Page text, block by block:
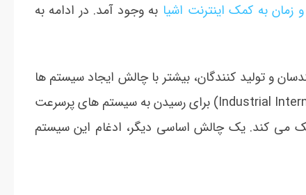
زمان به کمک اینترنت اشیا به وجود آمد. در ادامه به
و تولید کنندگان، بیشتر با چالش ایجاد سیستم ها
و ماشین های نوین روبرو می شوند. اینترنت اشیا صنعتی (Industrial Internet of Things) برای رسیدن به سیستم های پرسرعت
می کند. یک چالش اساسی دیگر، ادغام این سیستم